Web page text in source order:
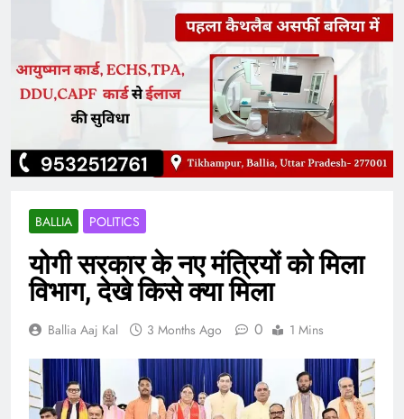
BALLIA POLITICS
योगी सरकार के नए मंत्रियों को मिला
विभाग, देखे किसे क्या मिला
Ballia Aaj Kal 3 Months Ago 0 1 Mins